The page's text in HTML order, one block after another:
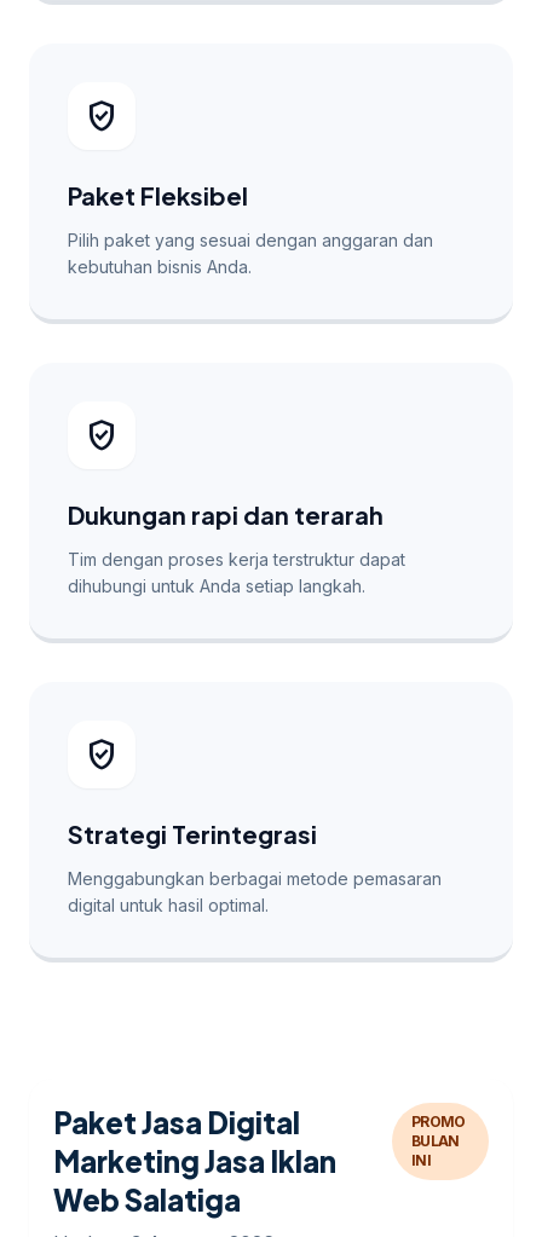
verified_user
Paket Fleksibel
Pilih paket yang sesuai dengan anggaran dan
kebutuhan bisnis Anda.
verified_user
Dukungan rapi dan terarah
Tim dengan proses kerja terstruktur dapat
dihubungi untuk Anda setiap langkah.
verified_user
Strategi Terintegrasi
Menggabungkan berbagai metode pemasaran
digital untuk hasil optimal.
Paket Jasa Digital
Marketing Jasa Iklan
Web Salatiga
PROMO
BULAN
INI